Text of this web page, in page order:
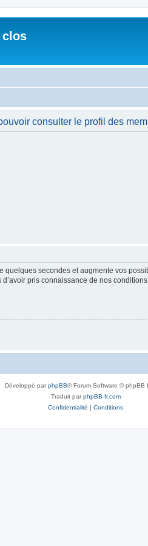
clos
consulter le profil des
secondes et augmente vos
pris connaissance de nos
Développé parphpBB® Forum Software © phpBB
Traduit parphpBB-fr.com
Confidentialité | Conditions